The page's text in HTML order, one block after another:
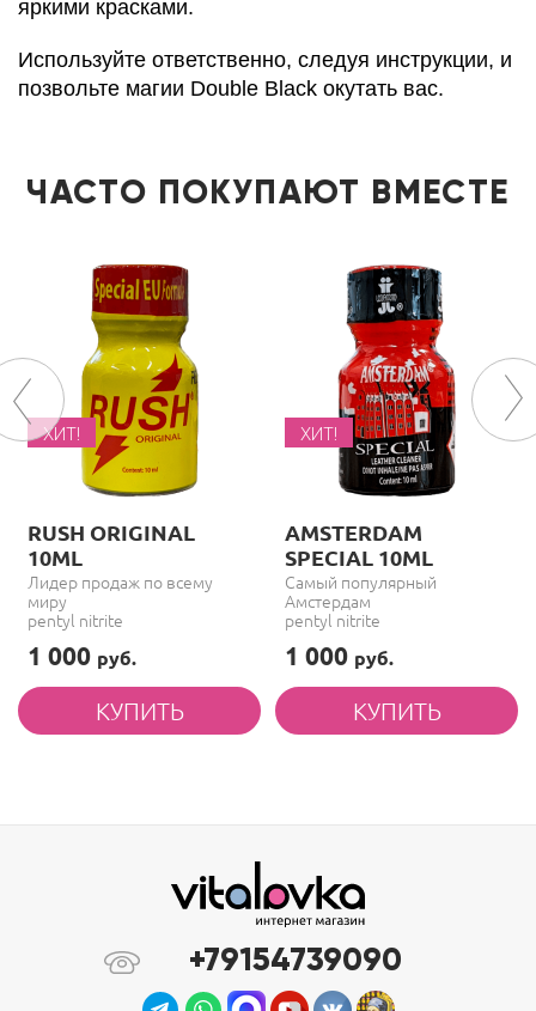
яркими красками.
Используйте ответственно, следуя инструкции, и
позвольте магии Double Black окутать вас.
ЧАСТО ПОКУПАЮТ ВМЕСТЕ
ХИТ!
RUSH ORIGINAL
10ML
Лидер продаж по всему
миру
pentyl nitrite
1 000 руб.
ХИТ!
AMSTERDAM
SPECIAL 10ML
Самый популярный
Амстердам
pentyl nitrite
1 000 руб.
+79154739090